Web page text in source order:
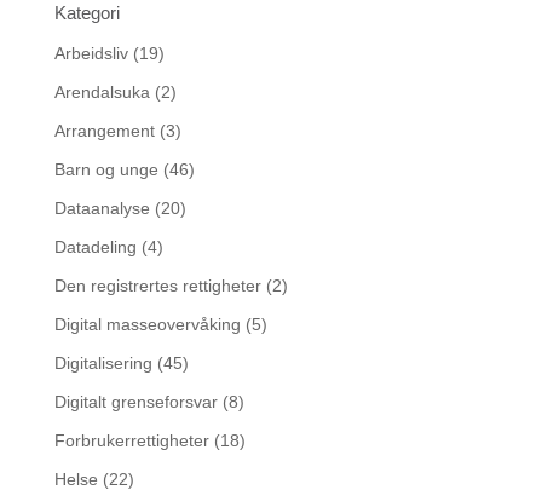
Kategori
Arbeidsliv(19)
Arendalsuka (2)
Arrangement(3)
Barn og unge (46)
Dataanalyse (20)
Datadeling (4)
Den registrertes rettigheter(2)
Digital masseovervåking (5)
Digitalisering (45)
Digitalt grenseforsvar(8)
Forbrukerrettigheter(18)
Helse (22)